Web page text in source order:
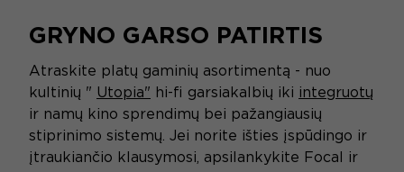
GRYNO GARSO PATIRTIS
Atraskite platų gaminių asortimentą - nuo
kultinių " Utopia" hi-fi garsiakalbių iki integruotų
ir namų kino sprendimų bei pažangiausių
stiprinimo sistemų. Jei norite išties įspūdingo ir
įtraukiančio klausymosi, apsilankykite Focal ir